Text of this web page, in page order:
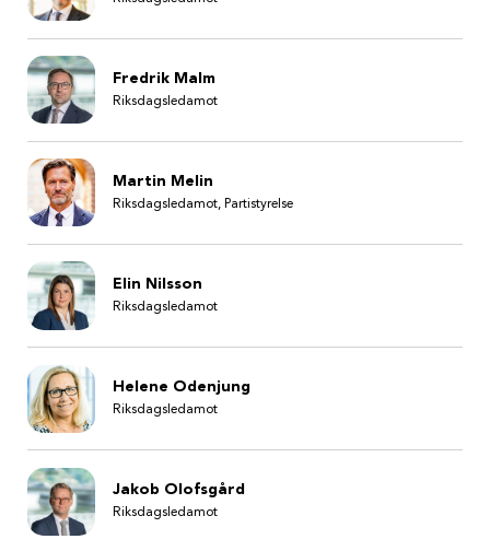
Fredrik Malm
Riksdagsledamot
Martin Melin
Riksdagsledamot, Partistyrelse
Elin Nilsson
Riksdagsledamot
Helene Odenjung
Riksdagsledamot
Jakob Olofsgård
Riksdagsledamot